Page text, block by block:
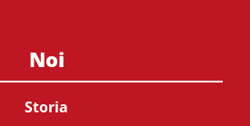
Noi
Storia